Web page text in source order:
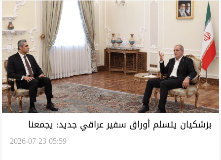
بزشكيان يتسلم أوراق سفير عراقي جديد: يجمعنا
2026-07-23 05:59